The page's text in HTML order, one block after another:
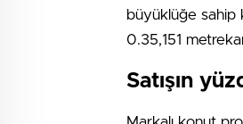
büyüklüğe
0.35,151
Satışın